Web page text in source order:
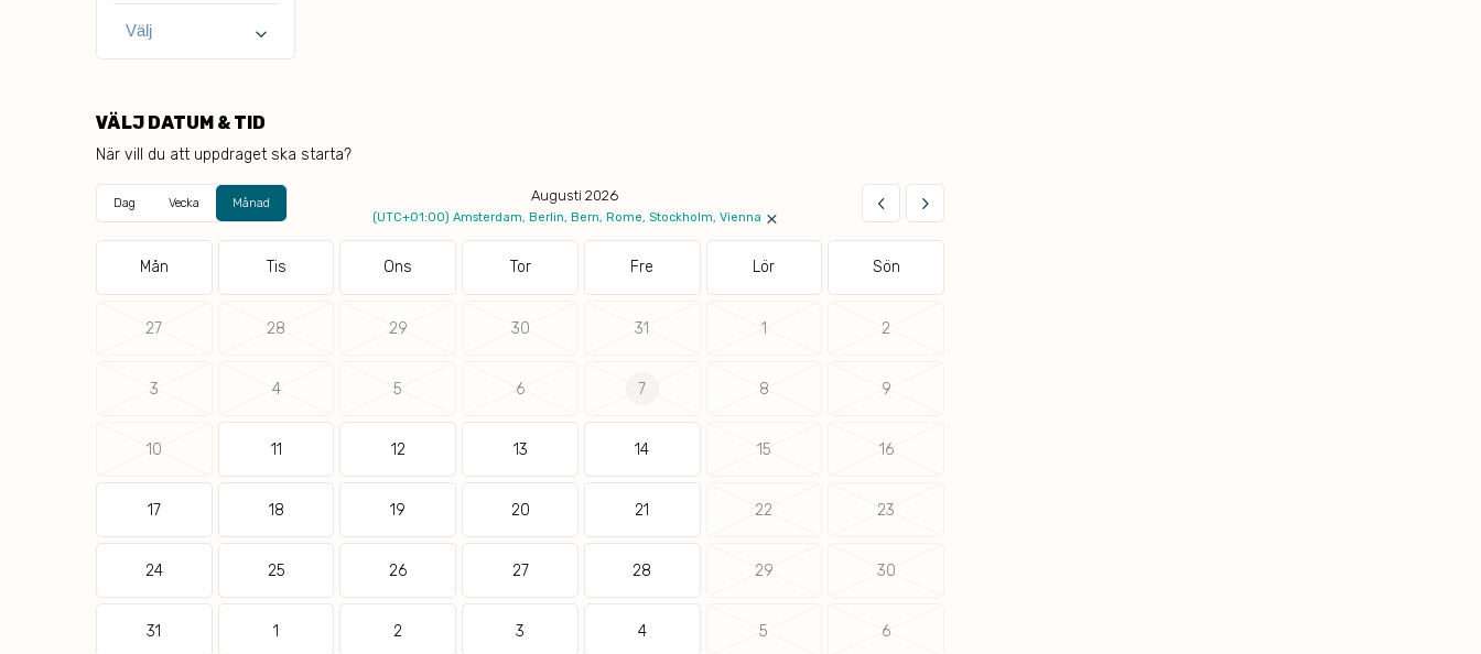
keyboard_arrow_down
VÄLJ DATUM & TID
När vill du att uppdraget ska starta?
Dag Vecka Månad Augusti 2026
(UTC+01:00) Amsterdam, Berlin, Bern, Rome, Stockholm, Vienna ×
keyboard_arrow_left keyboard_arrow_right
Mån Tis Ons Tor Fre Lör Sön
27 28 29 30 31 1 2
3 4 5 6 7 8 9
10 11 12 13 14 15 16
17 18 19 20 21 22 23
24 25 26 27 28 29 30
31 1 2 3 4 5 6